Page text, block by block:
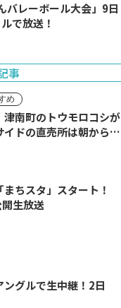
バレーボール大会」9日
で放送！
事
め
津南町のトウモロコシが
ドの直売所は朝から長
ちスタ」スタート！
生放送
グルで生中継！2日